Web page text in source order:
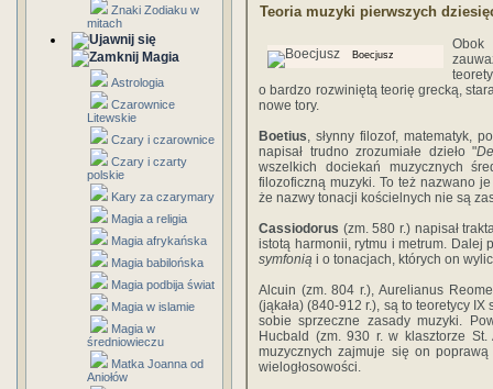
Znaki Zodiaku w
mitach
Magia
Astrologia
Czarownice
Litewskie
Czary i czarownice
Czary i czarty
polskie
Kary za czarymary
Magia a religia
Magia afrykańska
Magia babilońska
Magia podbija świat
Magia w islamie
Magia w
średniowieczu
Matka Joanna od
Aniołów
Teoria muzyki pierwszych
Boecjusz
Obok
o bardzo rozwiniętą teorię grecką,
nowe tory.
Boetius, słynny filozof, matematyk,
napisał trudno zrozumiałe dzieło "
wszelkich dociekań muzycznych
filozoficzną muzyki. To też nazwano
że nazwy tonacji kościelnych nie są
Cassiodorus (zm. 580 r.) napisał
istotą harmonii, rytmu i metrum. Dalej
symfonią i o tonacjach, których on
Alcuin (zm. 804 r.), Aurelianus
(jąkała) (840-912 r.), są to teoretycy
sobie sprzeczne zasady muzyki.
Hucbald (zm. 930 r. w klasztorze
muzycznych zajmuje się on
wielogłosowości.